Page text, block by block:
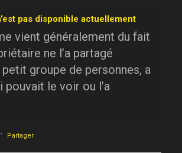
pas disponible actuellement
vient généralement du fait
ne l’a partagé
petit groupe de personnes, a
pouvait le voir ou l’a
· Partager